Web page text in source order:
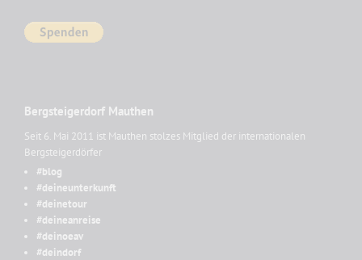
Bergsteigerdorf Mauthen
Seit 6. Mai 2011 ist Mauthen stolzes Mitglied der internationalen
Bergsteigerdörfer
#blog
#deineunterkunft
#deinetour
#deineanreise
#deinoeav
#deindorf